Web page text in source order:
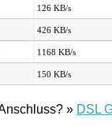
126 KB/s
426 KB/s
1168 KB/s
150 KB/s
» DSL